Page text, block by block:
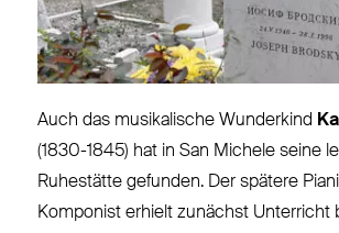
Auch das musikalische Wunderkind
(1830-1845) hat in San Michele seine
Ruhestätte gefunden. Der spätere
Komponist erhielt zunächst Unterricht